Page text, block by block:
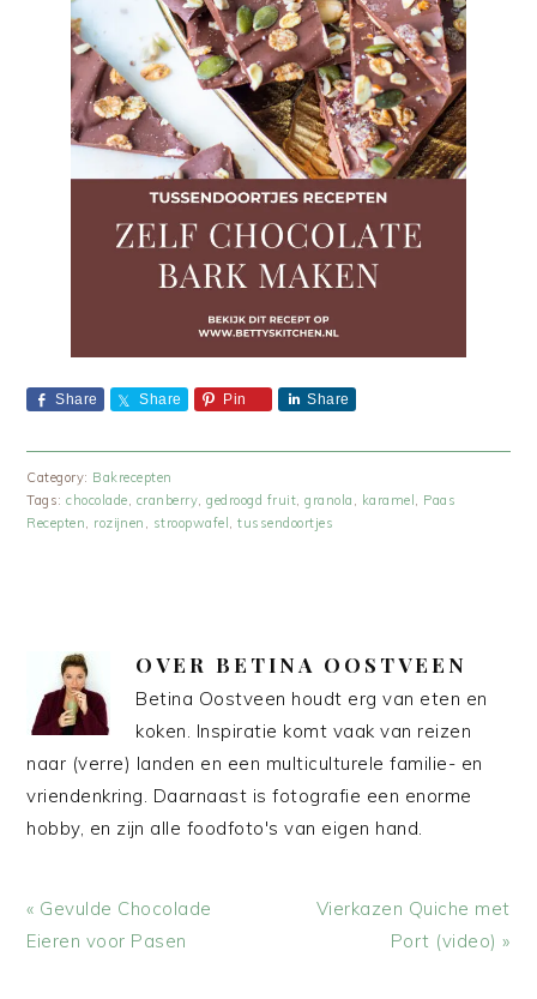
Share Share Pin Share
Category: Bakrecepten
Tags:chocolade, cranberry,gedroogd fruit,granola , karamel , Paas
Recepten, rozijnen , stroopwafel ,tussendoortjes
OVER BETINA OOSTVEEN
Betina Oostveen houdt erg van eten en
koken. Inspiratie komt vaak van reizen
naar (verre) landen en een multiculturele familie- en
vriendenkring. Daarnaast is fotografie een enorme
hobby, en zijn alle foodfoto's van eigen hand.
Vorig
bericht:
« Gevulde Chocolade
Eieren voor Pasen
Volgend
Vierkazen Quiche met
Port (video) »